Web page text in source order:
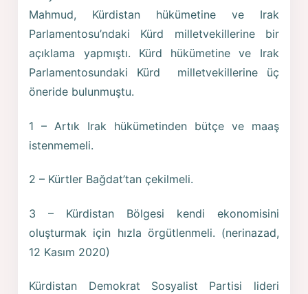
Mahmud, Kürdistan hükümetine ve Irak
Parlamentosu’ndaki Kürd milletvekillerine bir
açıklama yapmıştı. Kürd hükümetine ve Irak
Parlamentosundaki Kürd milletvekillerine üç
öneride bulunmuştu.
1 – Artık Irak hükümetinden bütçe ve maaş
istenmemeli.
2 – Kürtler Bağdat’tan çekilmeli.
3 – Kürdistan Bölgesi kendi ekonomisini
oluşturmak için hızla örgütlenmeli. (nerinazad,
12 Kasım 2020)
Kürdistan Demokrat Sosyalist Partisi lideri